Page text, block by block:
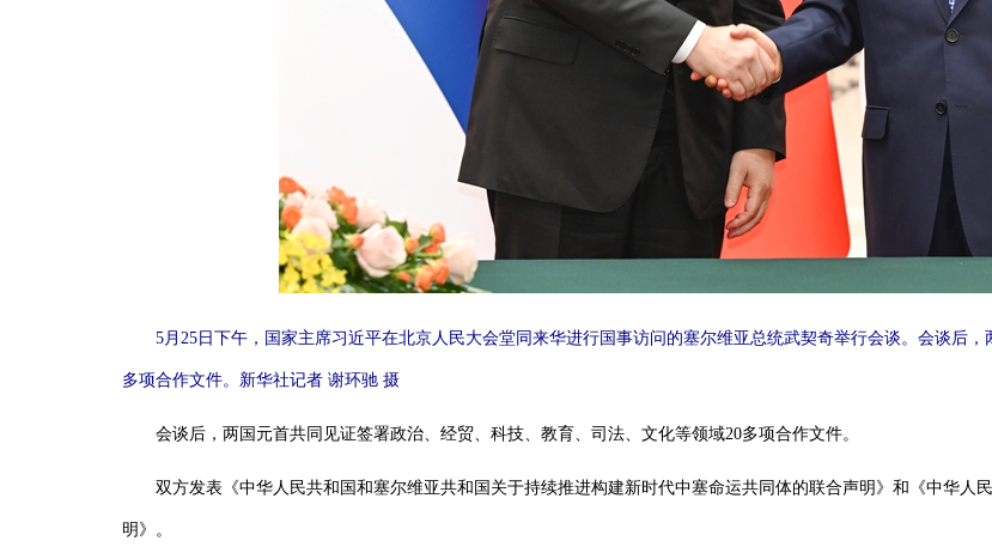
5月25日下午，国家主席习近平在北京人民大会堂同来华进行国事访问的塞尔维亚总统武契奇举行会谈。会谈后
多项合作文件。新华社记者谢环驰摄
会谈后，两国元首共同见证签署政治、经贸、科技、教育、司法、文化等领域20多项合作文件。
双方发表《中华人民共和国和塞尔维亚共和国关于持续推进构建新时代中塞命运共同体的联合声明》和《中华人
明》。